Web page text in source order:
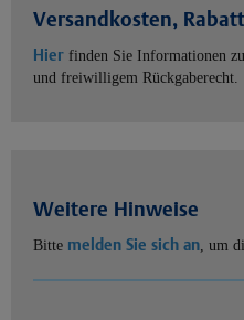
Versandkosten,
Hier finden Sie Informationen
und freiwilligem Rückgaberecht.
Weitere Hinweise
Bitte melden Sie sich an, um